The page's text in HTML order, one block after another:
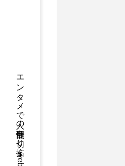
エンタメで人の可能性を切り拓くwebマガジン